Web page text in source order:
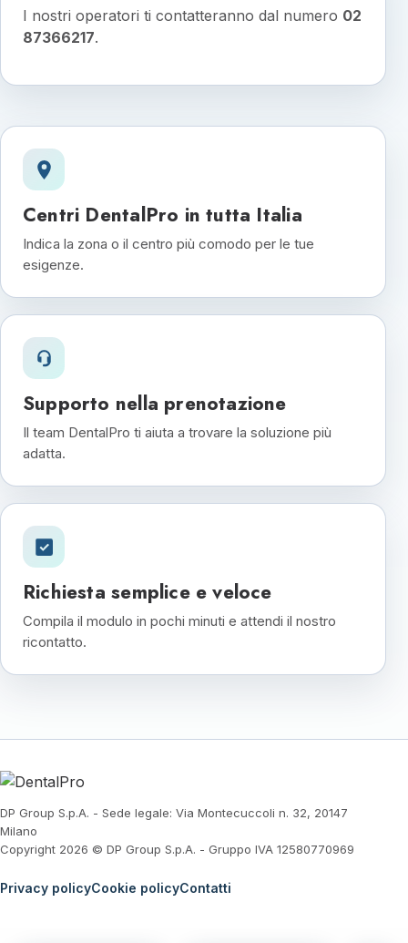
I nostri operatori ti contatteranno dal numero 02
87366217.
Centri DentalPro in tutta Italia
Indica la zona o il centro più comodo per le tue
esigenze.
Supporto nella prenotazione
Il team DentalPro ti aiuta a trovare la soluzione più
adatta.
Richiesta semplice e veloce
Compila il modulo in pochi minuti e attendi il nostro
ricontatto.
DP Group S.p.A. - Sede legale: Via Montecuccoli n. 32, 20147
Milano
Copyright 2026 © DP Group S.p.A. - Gruppo IVA 12580770969
Privacy policyCookie policyContatti